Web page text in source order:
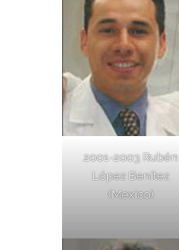
2001-2003 Rubén
López Benítez
(Mexico)